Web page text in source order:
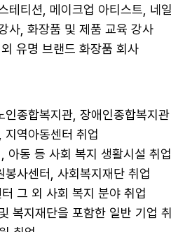
테티션, 메이크업 아티스트, 네
사, 화장품 및 제품 교육 강사
유명 브랜드 화장품 회사
종합복지관, 장애인종합복지
역아동센터 취업
아동 등 사회 복지 생활시설 취업
사센터, 사회복지재단 취업
그 외 사회 복지 분야 취업
복지재단을 포함한 일반 기업